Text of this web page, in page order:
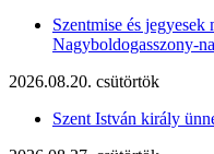
Szentmise és jegyesek
Nagyboldogasszony-
2026.08.20. csütörtök
Szent István király